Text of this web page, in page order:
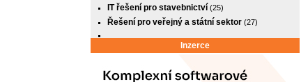
IT řešení pro stavebnictví(25)
Řešení pro veřejný a státní sektor(27)
Inzerce